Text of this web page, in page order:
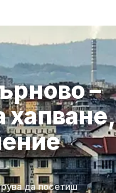
–
хапване,
да посетиш